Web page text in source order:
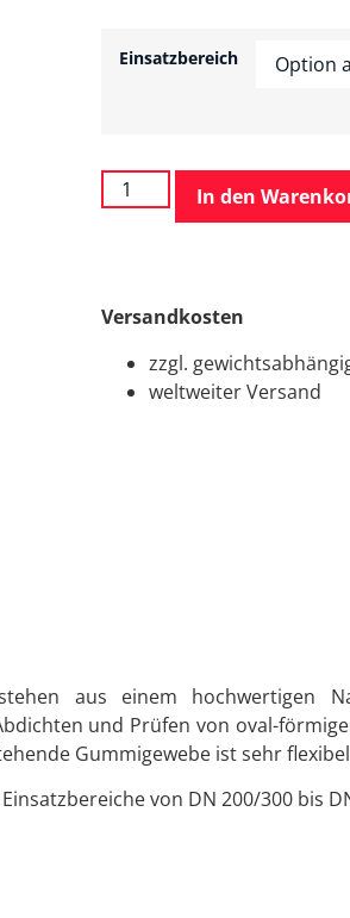
Einsatzbereich
In den
Versandkosten
zzgl.
weltweiter Versand
aus einem hochwertigen
und Prüfen von oval-
Gummigewebe ist sehr
von DN 200/300 bis